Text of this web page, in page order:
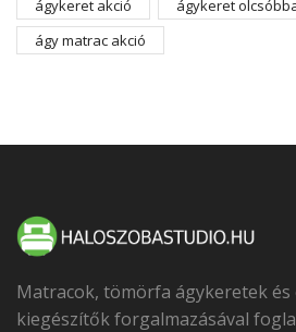
ágykeret akció
ágykeret
ágy matrac akció
Matracok, tömörfa ágykeretek és
kiegészítők forgalmazásával